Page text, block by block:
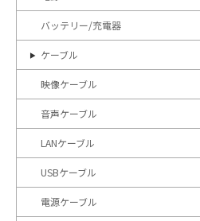
バッテリー/充電器
ケーブル
映像ケーブル
音声ケーブル
LANケーブル
USBケーブル
電源ケーブル